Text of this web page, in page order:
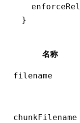
}
名称
filename
chunkFilename